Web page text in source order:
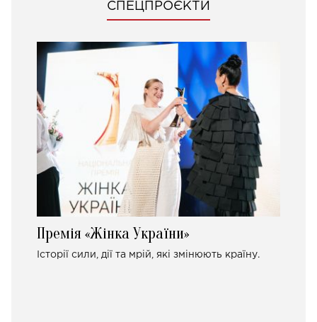
СПЕЦПРОЄКТИ
Премія «Жінка України»
Історії сили, дії та мрій, які змінюють країну.